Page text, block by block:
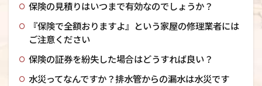
保険の見積りはいつまで有効なのでしょうか？
『保険で全額おりますよ』という家屋の修理業者には
ご注意ください
保険の証券を紛失した場合はどうすれば良い？
水災ってなんですか？排水管からの漏水は水災です